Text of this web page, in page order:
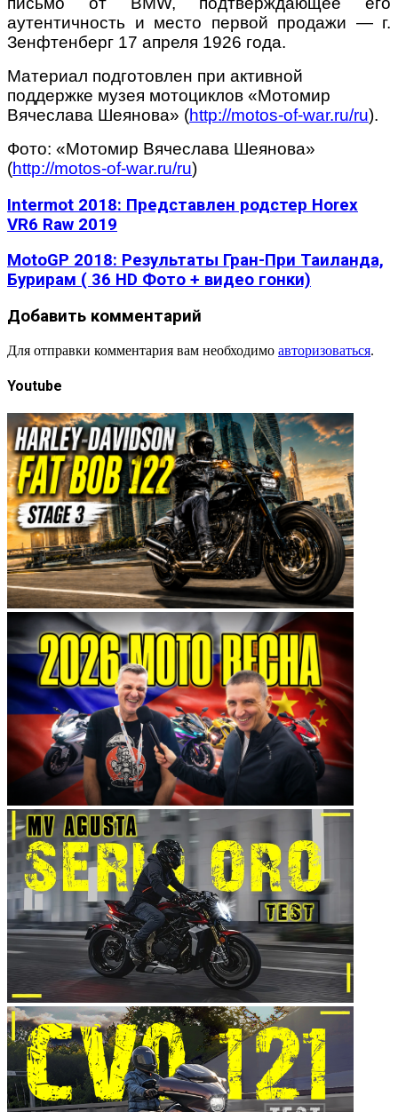
аутентичность и место первой продажи — г.
Зенфтенберг 17 апреля 1926 года.
Материал подготовлен при активной
поддержке музея мотоциклов «Мотомир
Вячеслава Шеянова» (http://motos-of-war.ru/ru).
Фото: «Мотомир Вячеслава Шеянова»
(http://motos-of-war.ru/ru)
Intermot 2018: Представлен родстер Horex
VR6 Raw 2019
MotoGP 2018: Результаты Гран-При Таиланда,
Бурирам ( 36 HD Фото + видео гонки)
Добавить комментарий
Для отправки комментария вам необходимо авторизоваться.
Youtube